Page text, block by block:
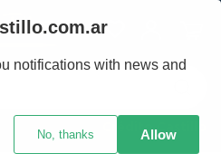
Crédito Castillo
notifications with news and
No, thanks Allow